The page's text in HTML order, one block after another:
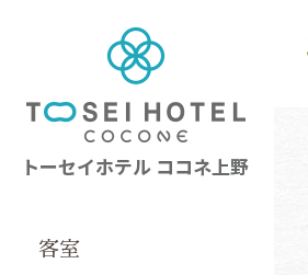
客室